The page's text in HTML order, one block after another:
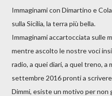
Immaginami con Dimartino e
sulla Sicilia, la terra più bella.
Immaginami accartocciata sulle
mentre ascolto le nostre voci
radio, a quei diari, a quel treno,
settembre 2016 pronti a
Dimmi, esiste un motivo per non